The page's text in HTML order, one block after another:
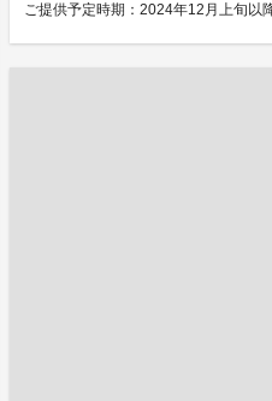
ご提供予定時期：2024年12月上旬以